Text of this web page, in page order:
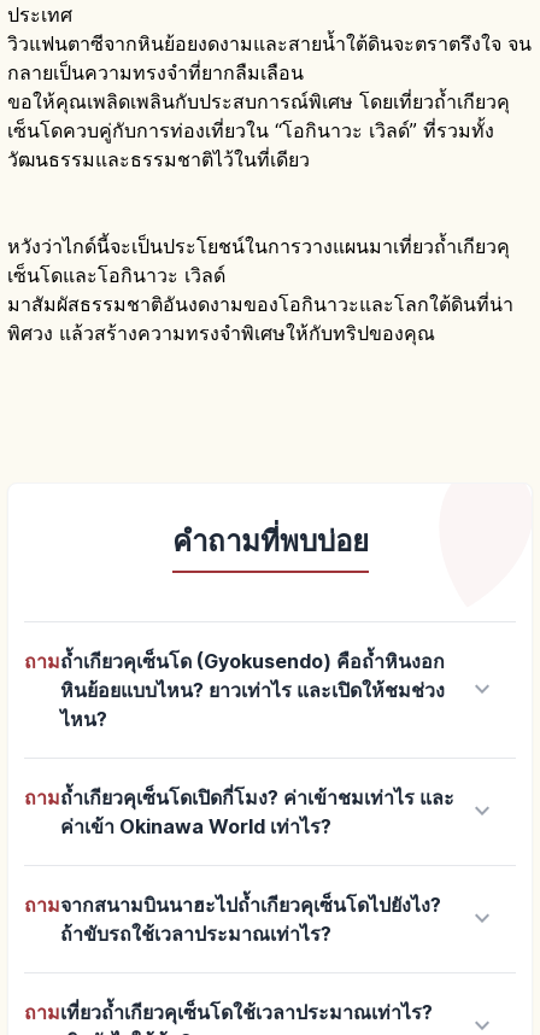
ประเทศ
วิวแฟนตาซีจากหินย้อยงดงามและสายน้ำใต้ดินจะตราตรึงใจ จน
กลายเป็นความทรงจำที่ยากลืมเลือน
ขอให้คุณเพลิดเพลินกับประสบการณ์พิเศษ โดยเที่ยวถ้ำเกียวคุ
เซ็นโดควบคู่กับการท่องเที่ยวใน “โอกินาวะ เวิลด์” ที่รวมทั้ง
วัฒนธรรมและธรรมชาติไว้ในที่เดียว
หวังว่าไกด์นี้จะเป็นประโยชน์ในการวางแผนมาเที่ยวถ้ำเกียวคุ
เซ็นโดและโอกินาวะ เวิลด์
มาสัมผัสธรรมชาติอันงดงามของโอกินาวะและโลกใต้ดินที่น่า
พิศวง แล้วสร้างความทรงจำพิเศษให้กับทริปของคุณ
คำถามที่พบบ่อย
ถามถ้ำเกียวคุเซ็นโด (Gyokusendo) คือถ้ำหินงอก
หินย้อยแบบไหน? ยาวเท่าไร และเปิดให้ชมช่วง
ไหน?
keyboard_arrow_down
ถามถ้ำเกียวคุเซ็นโดเปิดกี่โมง? ค่าเข้าชมเท่าไร และ
ค่าเข้า Okinawa World เท่าไร?
keyboard_arrow_down
ถามจากสนามบินนาฮะไปถ้ำเกียวคุเซ็นโดไปยังไง?
ถ้าขับรถใช้เวลาประมาณเท่าไร?
keyboard_arrow_down
ถามเที่ยวถ้ำเกียวคุเซ็นโดใช้เวลาประมาณเท่าไร?
keyboard_arrow_down